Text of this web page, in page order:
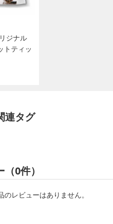
ジナル
トティッ
連タグ
0件）
のレビューはありません。